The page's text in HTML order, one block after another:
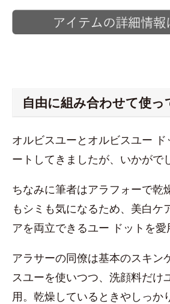
自由に組み合わせて使っ
オルビスユーとオルビスユー
ートしてきましたが、いかがで
ちなみに筆者はアラフォーで乾
もシミも気になるため、美白ケ
アを両立できるユー ドットを愛
アラサーの同僚は基本のスキン
スユーを使いつつ、洗顔料だけ
用。乾燥しているときやしっか